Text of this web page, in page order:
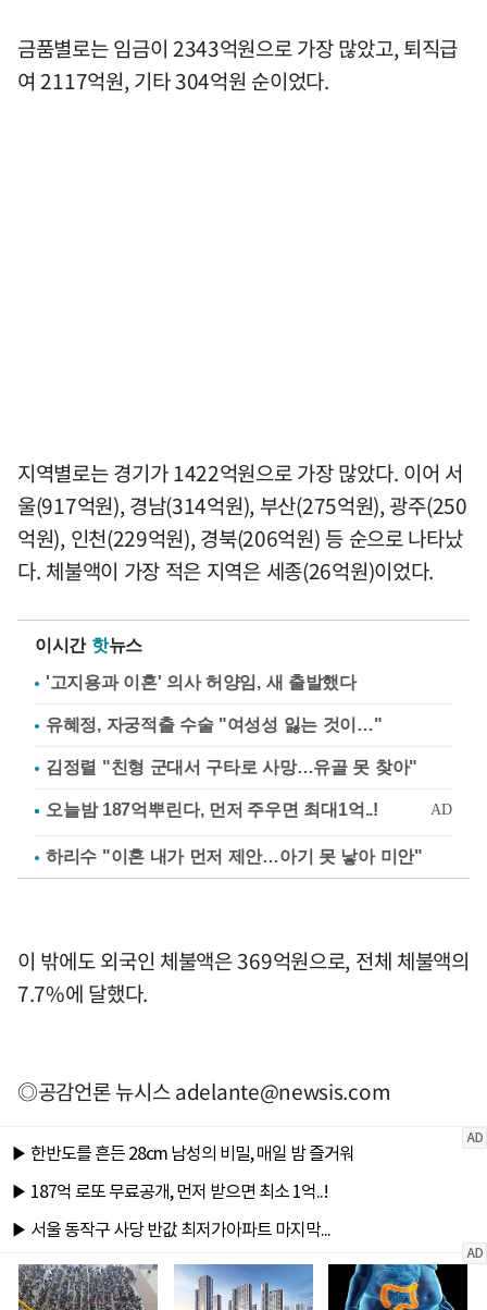
금품별로는 임금이 2343억원으로 가장 많았고, 퇴직급
여 2117억원, 기타 304억원 순이었다.
지역별로는 경기가 1422억원으로 가장 많았다. 이어 서
울(917억원), 경남(314억원), 부산(275억원), 광주(250
억원), 인천(229억원), 경북(206억원) 등 순으로 나타났
다. 체불액이 가장 적은 지역은 세종(26억원)이었다.
이시간 핫뉴스
'고지용과 이혼' 의사 허양임, 새 출발했다
유혜정, 자궁적출 수술 "여성성 잃는 것이…"
김정렬 "친형 군대서 구타로 사망…유골 못 찾아"
하리수 "이혼 내가 먼저 제안…아기 못 낳아 미안"
이 밖에도 외국인 체불액은 369억원으로, 전체 체불액의
7.7%에 달했다.
◎공감언론 뉴시스adelante@newsis.com